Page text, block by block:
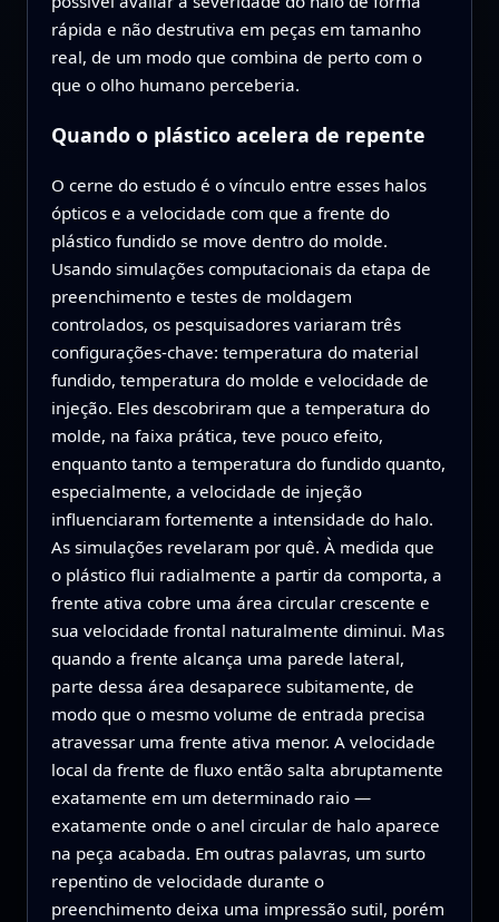
rápida e não destrutiva em peças em tamanho
real, de um modo que combina de perto com o
que o olho humano perceberia.
Quando o plástico acelera de repente
O cerne do estudo é o vínculo entre esses halos
ópticos e a velocidade com que a frente do
plástico fundido se move dentro do molde.
Usando simulações computacionais da etapa de
preenchimento e testes de moldagem
controlados, os pesquisadores variaram três
configurações-chave: temperatura do material
fundido, temperatura do molde e velocidade de
injeção. Eles descobriram que a temperatura do
molde, na faixa prática, teve pouco efeito,
enquanto tanto a temperatura do fundido quanto,
especialmente, a velocidade de injeção
influenciaram fortemente a intensidade do halo.
As simulações revelaram por quê. À medida que
o plástico flui radialmente a partir da comporta, a
frente ativa cobre uma área circular crescente e
sua velocidade frontal naturalmente diminui. Mas
quando a frente alcança uma parede lateral,
parte dessa área desaparece subitamente, de
modo que o mesmo volume de entrada precisa
atravessar uma frente ativa menor. A velocidade
local da frente de fluxo então salta abruptamente
exatamente em um determinado raio —
exatamente onde o anel circular de halo aparece
na peça acabada. Em outras palavras, um surto
repentino de velocidade durante o
preenchimento deixa uma impressão sutil, porém